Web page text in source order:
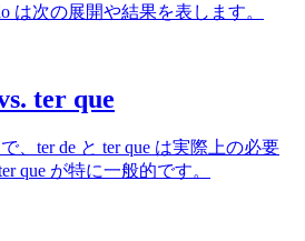
は次の展開や結果を表します。
ter que
、ter de と ter que は実際上の必要
que が特に一般的です。